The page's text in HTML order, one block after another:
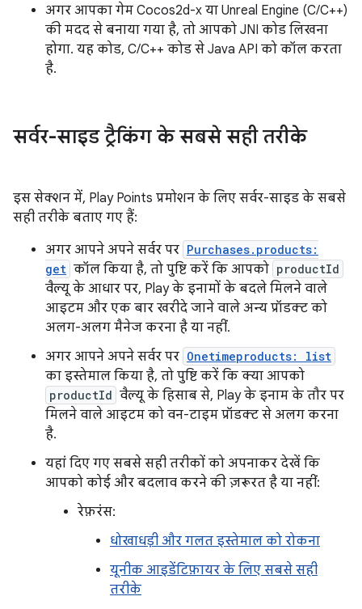
अगर आपका गेम Cocos2d-x या Unreal Engine (C/C++)
की मदद से बनाया गया है, तो आपको JNI कोड लिखना
होगा. यह कोड, C/C++ कोड से Java API को कॉल करता
है.
सर्वर-साइड ट्रैकिंग के सबसे सही तरीके
इस सेक्शन में, Play Points प्रमोशन के लिए सर्वर-साइड के सबसे
सही तरीके बताए गए हैं:
अगर आपने अपने सर्वर पर Purchases.products:
get कॉल किया है, तो पुष्टि करें कि आपको productId
वैल्यू के आधार पर, Play के इनामों के बदले मिलने वाले
आइटम और एक बार खरीदे जाने वाले अन्य प्रॉडक्ट को
अलग-अलग मैनेज करना है या नहीं.
अगर आपने अपने सर्वर पर Onetimeproducts: list
का इस्तेमाल किया है, तो पुष्टि करें कि क्या आपको
productId वैल्यू के हिसाब से, Play के इनाम के तौर पर
मिलने वाले आइटम को वन-टाइम प्रॉडक्ट से अलग करना
है.
यहां दिए गए सबसे सही तरीकों को अपनाकर देखें कि
आपको कोई और बदलाव करने की ज़रूरत है या नहीं:
रेफ़रंस:
धोखाधड़ी और गलत इस्तेमाल को रोकना
यूनीक आइडेंटिफ़ायर के लिए सबसे सही
तरीके